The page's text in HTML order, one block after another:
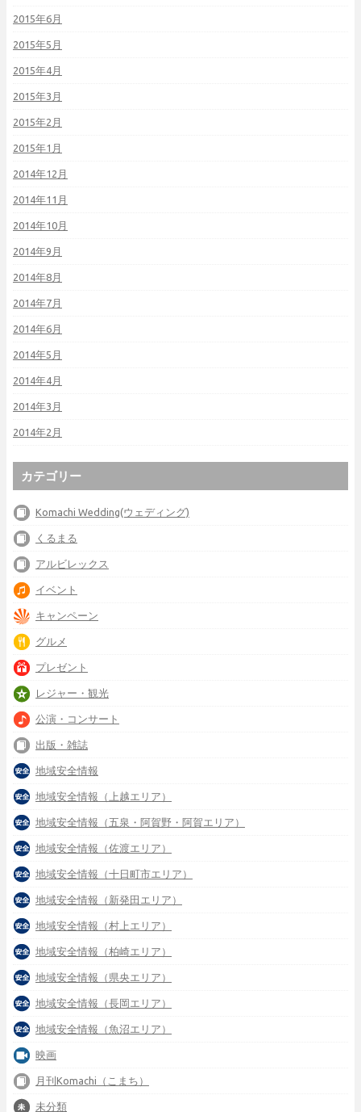
2015年6月
2015年5月
2015年4月
2015年3月
2015年2月
2015年1月
2014年12月
2014年11月
2014年10月
2014年9月
2014年8月
2014年7月
2014年6月
2014年5月
2014年4月
2014年3月
2014年2月
カテゴリー
Komachi Wedding(ウェディング)
くるまる
アルビレックス
イベント
キャンペーン
グルメ
プレゼント
レジャー・観光
公演・コンサート
出版・雑誌
地域安全情報
地域安全情報（上越エリア）
地域安全情報（五泉・阿賀野・阿賀エリア）
地域安全情報（佐渡エリア）
地域安全情報（十日町市エリア）
地域安全情報（新発田エリア）
地域安全情報（村上エリア）
地域安全情報（柏崎エリア）
地域安全情報（県央エリア）
地域安全情報（長岡エリア）
地域安全情報（魚沼エリア）
映画
月刊Komachi（こまち）
未分類